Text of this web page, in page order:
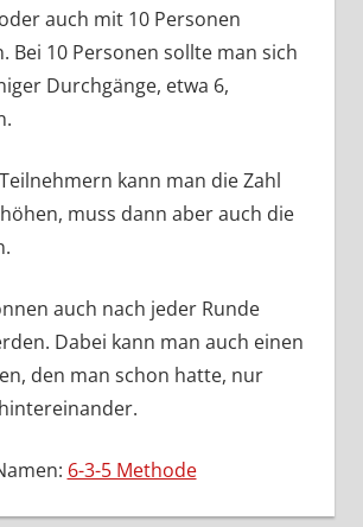
auch mit 10 Personen
Bei 10 Personen sollte man sich
Durchgänge, etwa 6,
kann man die Zahl
muss dann aber auch die
auch nach jeder Runde
Dabei kann man auch einen
den man schon hatte, nur
6-3-5 Methode